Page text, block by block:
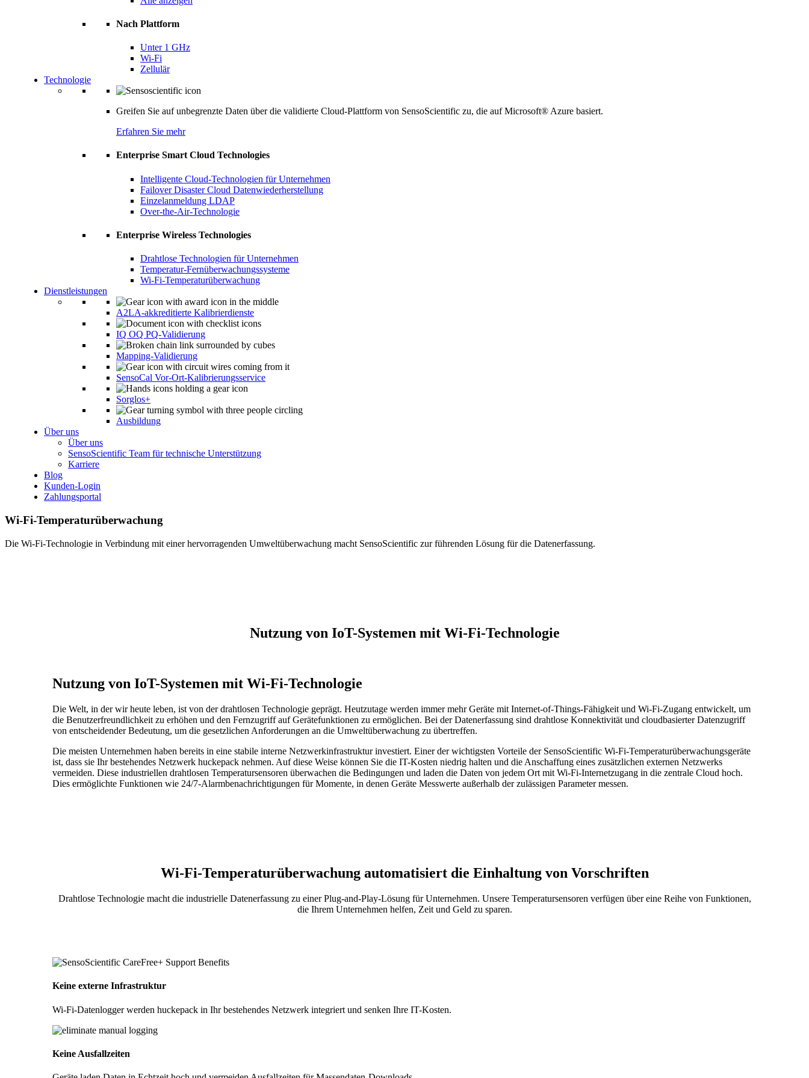
Nach Plattform
Unter 1 GHz
Wi-Fi
Zellulär
Technologie
Greifen Sie auf unbegrenzte Daten über die validierte Cloud-Plattform von SensoScientific zu, die auf Microsoft® Azure basiert.
Erfahren Sie mehr
Enterprise Smart Cloud Technologies
Intelligente Cloud-Technologien für Unternehmen
Failover Disaster Cloud Datenwiederherstellung
Einzelanmeldung LDAP
Over-the-Air-Technologie
Enterprise Wireless Technologies
Drahtlose Technologien für Unternehmen
Temperatur-Fernüberwachungssysteme
Wi-Fi-Temperaturüberwachung
Dienstleistungen
A2LA-akkreditierte Kalibrierdienste
IQ OQ PQ-Validierung
Mapping-Validierung
SensoCal Vor-Ort-Kalibrierungsservice
Sorglos+
Ausbildung
Über uns
Über uns
SensoScientific Team für technische Unterstützung
Karriere
Blog
Kunden-Login
Zahlungsportal
Wi-Fi-Temperaturüberwachung
Die Wi-Fi-Technologie in Verbindung mit einer hervorragenden Umweltüberwachung macht SensoScientific zur führenden Lösung für die Datenerfassung.
Nutzung von IoT-Systemen mit Wi-Fi-Technologie
Nutzung von IoT-Systemen mit Wi-Fi-Technologie
Die Welt, in der wir heute leben, ist von der drahtlosen Technologie geprägt. Heutzutage werden immer mehr Geräte mit Internet-of-Things-Fähigkeit und Wi-Fi-Zugang entwickelt, um
die Benutzerfreundlichkeit zu erhöhen und den Fernzugriff auf Gerätefunktionen zu ermöglichen. Bei der Datenerfassung sind drahtlose Konnektivität und cloudbasierter Datenzugriff
von entscheidender Bedeutung, um die gesetzlichen Anforderungen an die Umweltüberwachung zu übertreffen.
Die meisten Unternehmen haben bereits in eine stabile interne Netzwerkinfrastruktur investiert. Einer der wichtigsten Vorteile der SensoScientific Wi-Fi-Temperaturüberwachungsgeräte
ist, dass sie Ihr bestehendes Netzwerk huckepack nehmen. Auf diese Weise können Sie die IT-Kosten niedrig halten und die Anschaffung eines zusätzlichen externen Netzwerks
vermeiden. Diese industriellen drahtlosen Temperatursensoren überwachen die Bedingungen und laden die Daten von jedem Ort mit Wi-Fi-Internetzugang in die zentrale Cloud hoch.
Dies ermöglichte Funktionen wie 24/7-Alarmbenachrichtigungen für Momente, in denen Geräte Messwerte außerhalb der zulässigen Parameter messen.
Wi-Fi-Temperaturüberwachung automatisiert die Einhaltung von Vorschriften
Drahtlose Technologie macht die industrielle Datenerfassung zu einer Plug-and-Play-Lösung für Unternehmen. Unsere Temperatursensoren verfügen über eine Reihe von Funktionen,
die Ihrem Unternehmen helfen, Zeit und Geld zu sparen.
Keine externe Infrastruktur
Wi-Fi-Datenlogger werden huckepack in Ihr bestehendes Netzwerk integriert und senken Ihre IT-Kosten.
Keine Ausfallzeiten